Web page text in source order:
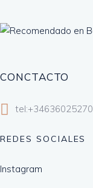
CONCTACTO
tel:+34636025270
REDES SOCIALES
Instagram